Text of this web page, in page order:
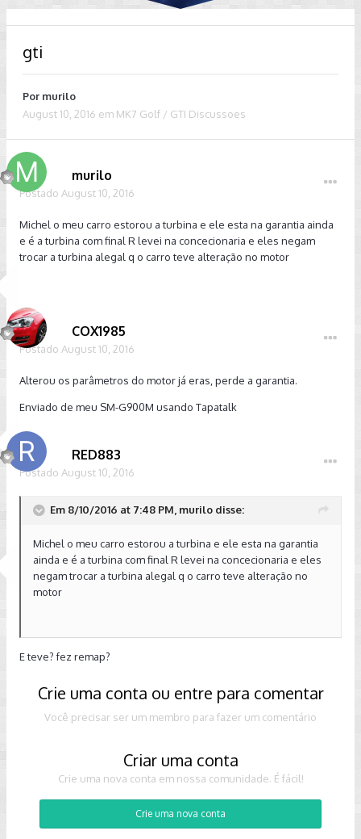
gti
Por murilo
August 10, 2016 em MK7 Golf / GTI Discussoes
murilo
Postado August 10, 2016
Michel o meu carro estorou a turbina e ele esta na garantia ainda
e é a turbina com final R levei na concecionaria e eles negam
trocar a turbina alegal q o carro teve alteração no motor
COX1985
Postado August 10, 2016
Alterou os parâmetros do motor já eras, perde a garantia.
Enviado de meu SM-G900M usando Tapatalk
RED883
Postado August 10, 2016
Em 8/10/2016 at 7:48 PM, murilo disse:
Michel o meu carro estorou a turbina e ele esta na garantia
ainda e é a turbina com final R levei na concecionaria e eles
negam trocar a turbina alegal q o carro teve alteração no
motor
E teve? fez remap?
Crie uma conta ou entre para comentar
Você precisar ser um membro para fazer um comentário
Criar uma conta
Crie uma nova conta em nossa comunidade. É fácil!
Crie uma nova conta